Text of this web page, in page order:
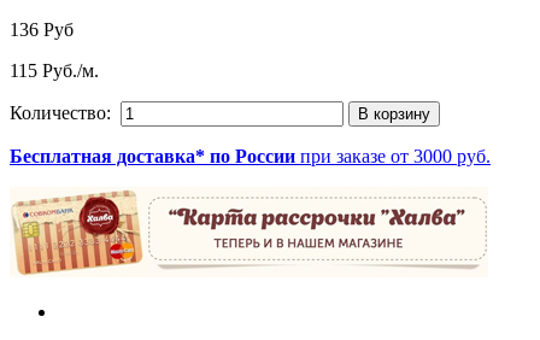
136 Руб
115 Руб./м.
Количество:
Бесплатная доставка* по России при заказе от 3000 руб.